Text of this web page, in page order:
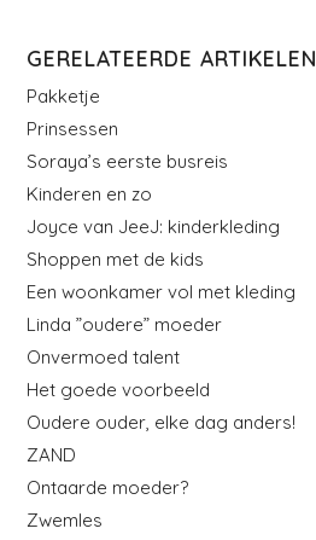
GERELATEERDE ARTIKELEN
Pakketje
Prinsessen
Soraya’s eerste busreis
Kinderen en zo
Joyce van JeeJ: kinderkleding
Shoppen met de kids
Een woonkamer vol met kleding
Linda ”oudere” moeder
Onvermoed talent
Het goede voorbeeld
Oudere ouder, elke dag anders!
ZAND
Ontaarde moeder?
Zwemles